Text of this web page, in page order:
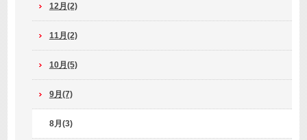
12月(2)
11月(2)
10月(5)
9月(7)
8月(3)